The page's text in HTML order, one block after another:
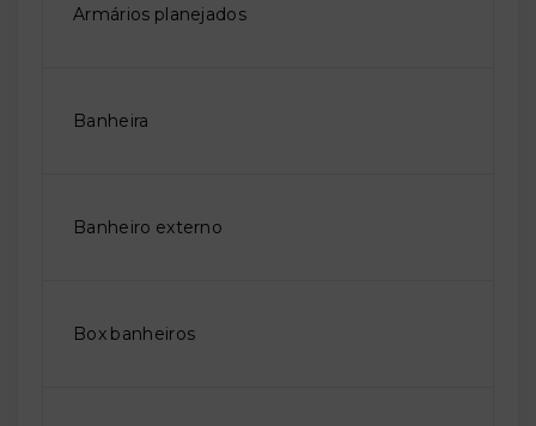
Armários planejados
Banheira
Banheiro externo
Box banheiros